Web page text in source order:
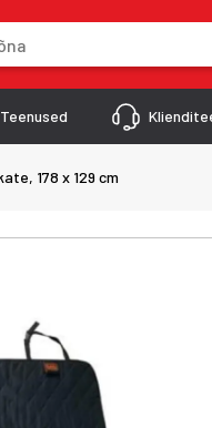
Teenused
178 x 129 cm